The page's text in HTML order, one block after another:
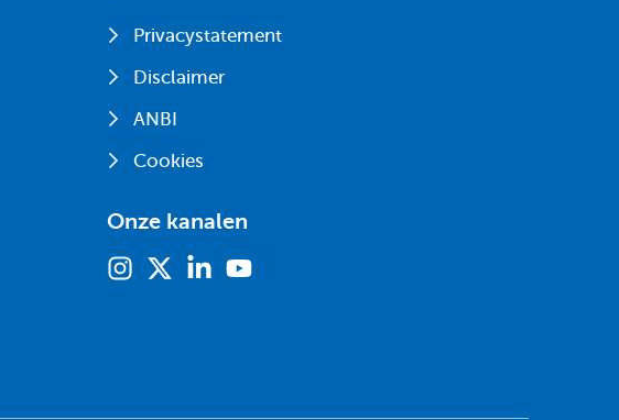
Privacystatement
Disclaimer
ANBI
Cookies
Onze kanalen
Instagram LinkedinYoutube